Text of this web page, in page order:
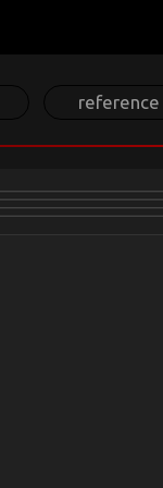
reference